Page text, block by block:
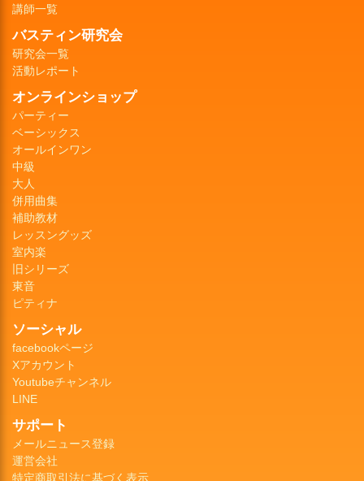
講師一覧
バスティン研究会
研究会一覧
活動レポート
オンラインショップ
パーティー
ベーシックス
オールインワン
中級
大人
併用曲集
補助教材
レッスングッズ
室内楽
旧シリーズ
東音
ピティナ
ソーシャル
facebookページ
Xアカウント
Youtubeチャンネル
LINE
サポート
メールニュース登録
運営会社
特定商取引法に基づく表示